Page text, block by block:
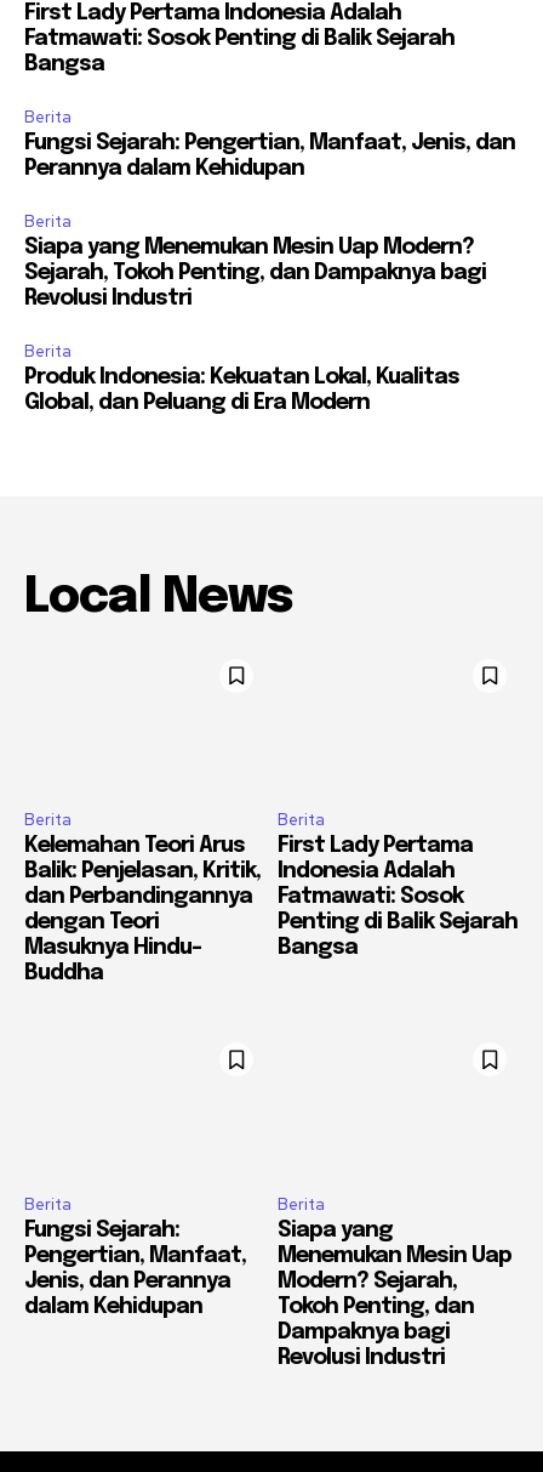
First Lady Pertama Indonesia Adalah
Fatmawati: Sosok Penting di Balik Sejarah
Bangsa
Berita
Fungsi Sejarah: Pengertian, Manfaat, Jenis, dan
Perannya dalam Kehidupan
Berita
Siapa yang Menemukan Mesin Uap Modern?
Sejarah, Tokoh Penting, dan Dampaknya bagi
Revolusi Industri
Berita
Produk Indonesia: Kekuatan Lokal, Kualitas
Global, dan Peluang di Era Modern
Local News
Berita
Kelemahan Teori Arus
Balik: Penjelasan, Kritik,
dan Perbandingannya
dengan Teori
Masuknya Hindu-
Buddha
Berita
First Lady Pertama
Indonesia Adalah
Fatmawati: Sosok
Penting di Balik Sejarah
Bangsa
Berita
Fungsi Sejarah:
Pengertian, Manfaat,
Jenis, dan Perannya
dalam Kehidupan
Berita
Siapa yang
Menemukan Mesin Uap
Modern? Sejarah,
Tokoh Penting, dan
Dampaknya bagi
Revolusi Industri